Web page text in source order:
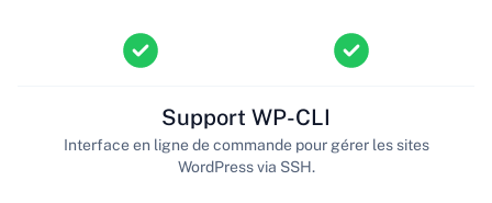
Support WP-CLI
Interface en ligne de commande pour gérer les sites
WordPress via SSH.